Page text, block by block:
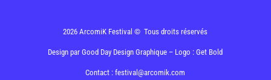
2026 ArcomiK Festival © Tous droits réservés
Design parGood Day Design Graphique – Logo : Get Bold
Contact : festival@arcomik.com